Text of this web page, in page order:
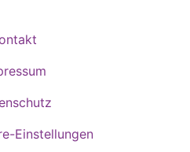
Einstellungen